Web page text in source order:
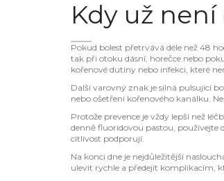
Kdy už
Pokud bolest přetrvává déle než 48
tak při otoku dásní, horečce nebo
kořenové dutiny nebo infekci, které
Další varovný znak je silná pulsující
nebo ošetření kořenového kanálku.
Protože prevence je vždy lepší než
denně fluoridovou pastou, používejte
citlivost podporují.
Na konci dne je nejdůležitější
ulevit rychle a předejít komplikacím,